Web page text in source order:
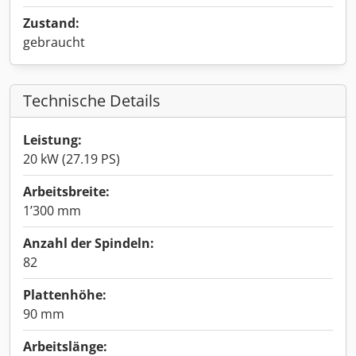
Zustand:
gebraucht
Technische Details
Leistung:
20 kW (27.19 PS)
Arbeitsbreite:
1’300 mm
Anzahl der Spindeln:
82
Plattenhöhe:
90 mm
Arbeitslänge: